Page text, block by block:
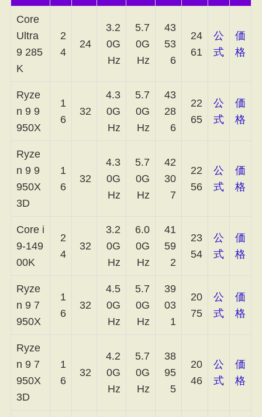
Core
Ultra
9 285
K
2
4
24
3.2
0G
Hz
5.7
0G
Hz
43
53
6
24
61
公
式
価
格
Ryze
n 9 9
950X
1
6
32
4.3
0G
Hz
5.7
0G
Hz
43
28
6
22
65
公
式
価
格
Ryze
n 9 9
950X
3D
1
6
32
4.3
0G
Hz
5.7
0G
Hz
42
30
7
22
56
公
式
価
格
Core i
9-149
00K
2
4
32
3.2
0G
Hz
6.0
0G
Hz
41
59
2
23
54
公
式
価
格
Ryze
n 9 7
950X
1
6
32
4.5
0G
Hz
5.7
0G
Hz
39
03
1
20
75
公
式
価
格
Ryze
n 9 7
950X
3D
1
6
32
4.2
0G
Hz
5.7
0G
Hz
38
95
5
20
46
公
式
価
格